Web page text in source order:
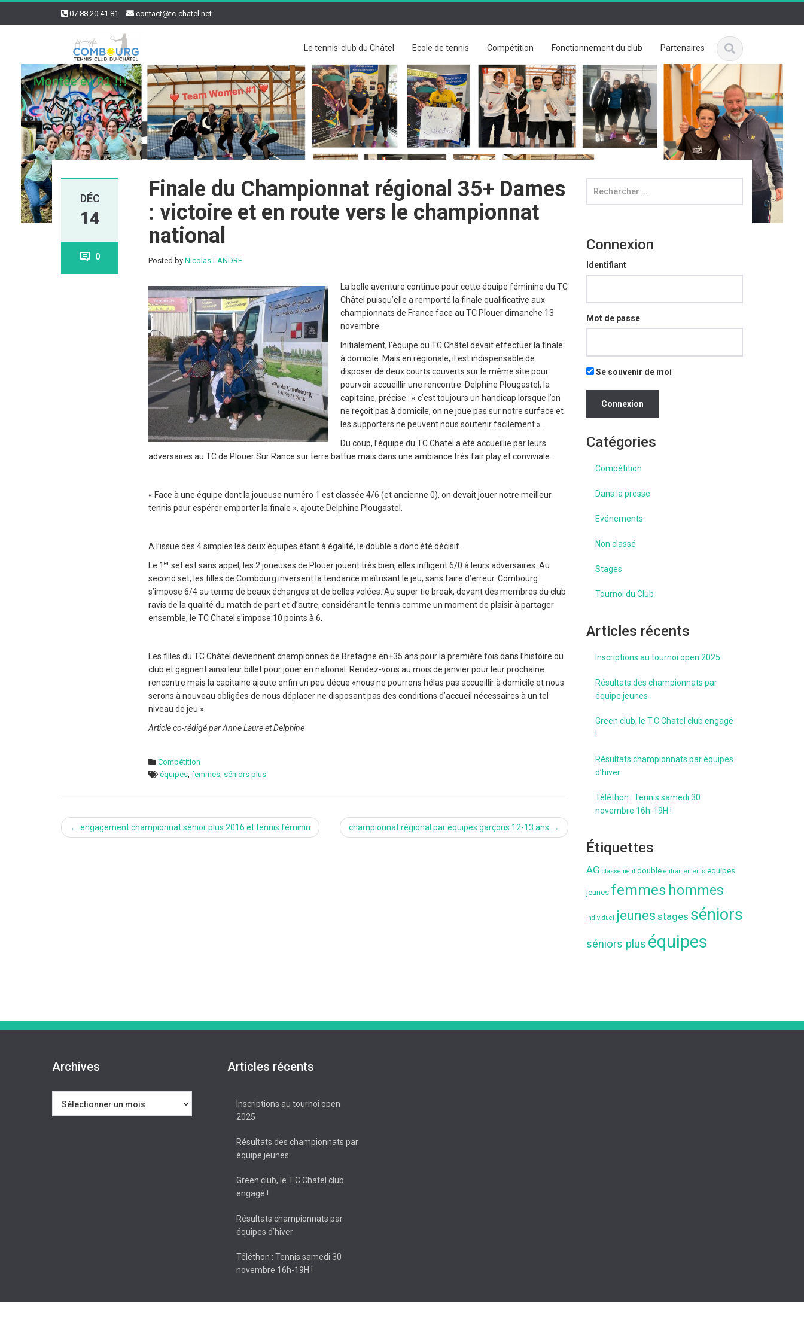
07.88.20.41.81 contact@tc-chatel.net
Le tennis-club du Châtel Ecole de tennis Compétition Fonctionnement du club Partenaires
DÉC
14
0
Finale du Championnat régional 35+ Dames
: victoire et en route vers le championnat
national
Posted byNicolas LANDRE
La belle aventure continue pour cette équipe féminine du TC
Châtel puisqu’elle a remporté la finale qualificative aux
championnats de France face au TC Plouer dimanche 13
novembre.
Initialement, l’équipe du TC Châtel devait effectuer la finale
à domicile. Mais en régionale, il est indispensable de
disposer de deux courts couverts sur le même site pour
pourvoir accueillir une rencontre. Delphine Plougastel, la
capitaine, précise : « c’est toujours un handicap lorsque l’on
ne reçoit pas à domicile, on ne joue pas sur notre surface et
les supporters ne peuvent nous soutenir facilement ».
Du coup, l’équipe du TC Chatel a été accueillie par leurs
adversaires au TC de Plouer Sur Rance sur terre battue mais dans une ambiance très fair play et conviviale.
« Face à une équipe dont la joueuse numéro 1 est classée 4/6 (et ancienne 0), on devait jouer notre meilleur
tennis pour espérer emporter la finale », ajoute Delphine Plougastel.
A l’issue des 4 simples les deux équipes étant à égalité, le double a donc été décisif.
Le 1er set est sans appel, les 2 joueuses de Plouer jouent très bien, elles infligent 6/0 à leurs adversaires. Au
second set, les filles de Combourg inversent la tendance maîtrisant le jeu, sans faire d’erreur. Combourg
s’impose 6/4 au terme de beaux échanges et de belles volées. Au super tie break, devant des membres du club
ravis de la qualité du match de part et d’autre, considérant le tennis comme un moment de plaisir à partager
ensemble, le TC Chatel s’impose 10 points à 6.
Les filles du TC Châtel deviennent championnes de Bretagne en+35 ans pour la première fois dans l’histoire du
club et gagnent ainsi leur billet pour jouer en national. Rendez-vous au mois de janvier pour leur prochaine
rencontre mais la capitaine ajoute enfin un peu déçue «nous ne pourrons hélas pas accueillir à domicile et nous
serons à nouveau obligées de nous déplacer ne disposant pas des conditions d’accueil nécessaires à un tel
niveau de jeu ».
Article co-rédigé par Anne Laure et Delphine
Compétition
équipes,femmes, séniors plus
Post
← engagement championnat sénior plus 2016 et tennis féminin championnat régional par équipes garçons 12-13 ans →
Connexion
Identifiant
Mot de passe
Se souvenir de moi
Catégories
Compétition
Dans la presse
Evénements
Non classé
Stages
Tournoi du Club
Articles récents
Inscriptions au tournoi open 2025
Résultats des championnats par
équipe jeunes
Green club, le T.C Chatel club engagé
!
Résultats championnats par équipes
d’hiver
Téléthon : Tennis samedi 30
novembre 16h-19H !
Étiquettes
AG classement double entrainements equipes
jeunes femmes hommes
individuel jeunes stages séniors
séniors plus équipes
Archives Articles récents
Inscriptions au tournoi open
2025
Résultats des championnats par
équipe jeunes
Green club, le T.C Chatel club
engagé !
Résultats championnats par
équipes d’hiver
Téléthon : Tennis samedi 30
novembre 16h-19H !